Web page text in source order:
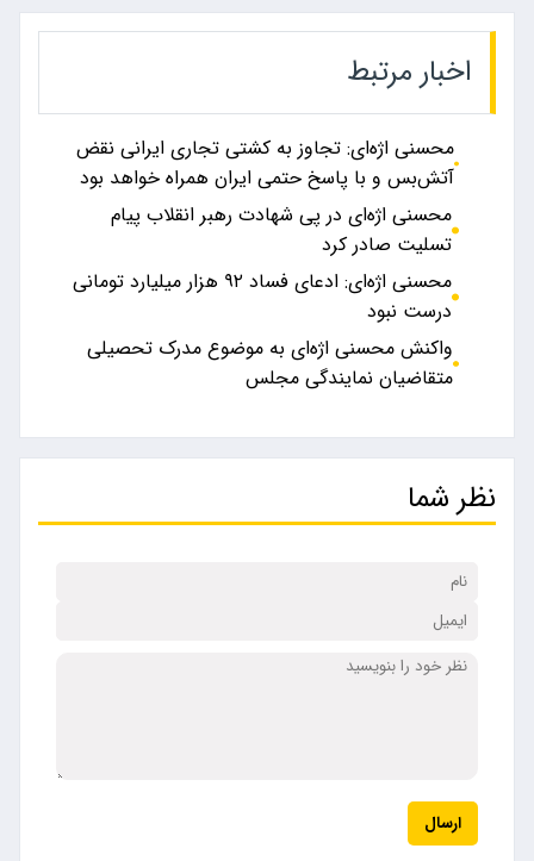
اخبار مرتبط
محسنی اژه‌ای: تجاوز به کشتی تجاری ایرانی نقض
آتش‌بس و با پاسخ حتمی ایران همراه خواهد بود
محسنی اژه‌ای در پی شهادت رهبر انقلاب پیام
تسلیت صادر کرد
محسنی اژه‌ای: ادعای فساد ۹۲ هزار میلیارد تومانی
درست نبود
واکنش محسنی اژه‌ای به موضوع مدرک تحصیلی
متقاضیان نمایندگی مجلس
نظر شما
ارسال